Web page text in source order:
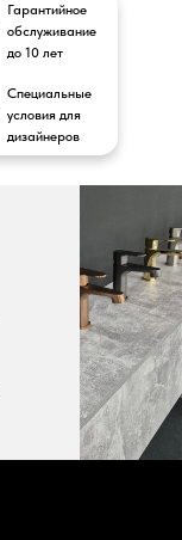
Гарантийное
обслуживание
до 10 лет
Специальные
условия для
дизайнеров